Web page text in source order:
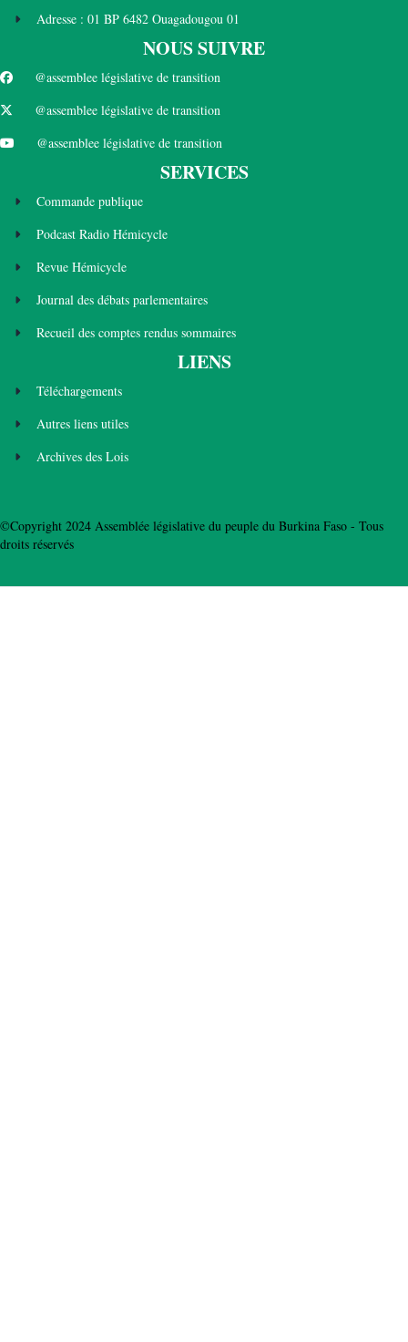
Adresse : 01 BP 6482 Ouagadougou 01
NOUS SUIVRE
@assemblee législative de transition
@assemblee législative de transition
@assemblee législative de transition
SERVICES
Commande publique
Podcast Radio Hémicycle
Revue Hémicycle
Journal des débats parlementaires
Recueil des comptes rendus sommaires
LIENS
Téléchargements
Autres liens utiles
Archives des Lois
©Copyright 2024 Assemblée législative du peuple du Burkina Faso - Tous
droits réservés